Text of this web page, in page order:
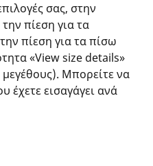
σας, στην
πίεση για τα
πίεση για τα πίσω
«View size details»
Μπορείτε να
έχετε εισαγάγει ανά